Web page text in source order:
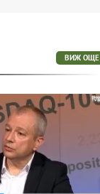
ВИЖ ОЩЕ